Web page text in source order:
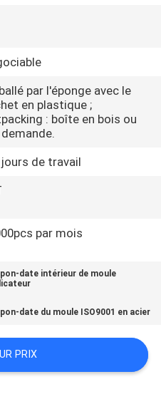
par l'éponge avec le
en plastique ;
: boîte en bois ou
jours de travail
par mois
date intérieur de moule
date du moule ISO9001 en acier
PRIX